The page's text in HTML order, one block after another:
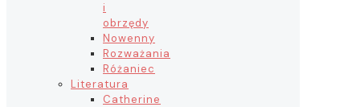
i
obrzędy
Nowenny
Rozważania
Różaniec
Literatura
Catherine